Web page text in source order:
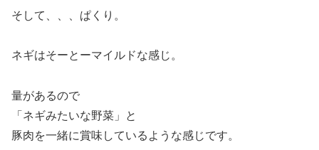
そして、、、ぱくり。
ネギはそーとーマイルドな感じ。
量があるので
「ネギみたいな野菜」と
豚肉を一緒に賞味しているような感じです。